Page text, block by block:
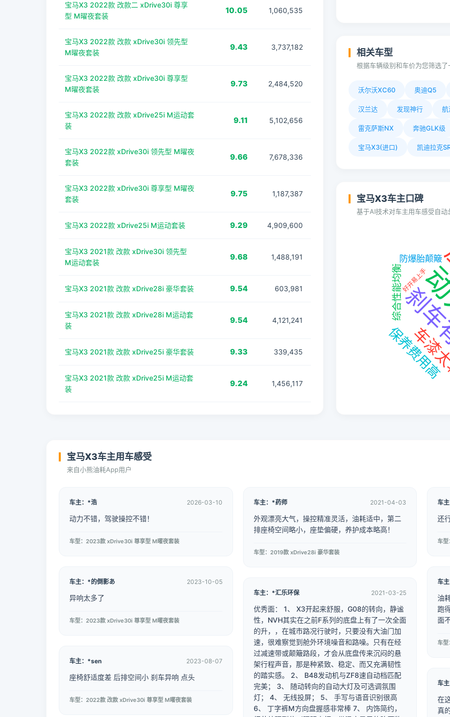
宝马X3 2022款 改款二 xDrive30i 尊享
型 M曜夜套装
10.05 1,060,535
宝马X3 2022款 改款 xDrive30i 领先型
M曜夜套装
9.43 3,737,182
宝马X3 2022款 改款 xDrive30i 尊享型
M曜夜套装
9.73 2,484,520
宝马X3 2022款 改款 xDrive25i M运动套
装
9.11 5,102,656
宝马X3 2022款 xDrive30i 领先型 M曜夜
套装
9.66 7,678,336
宝马X3 2022款 xDrive30i 尊享型 M曜夜
套装
9.75 1,187,387
宝马X3 2022款 xDrive25i M运动套装 9.29 4,909,600
宝马X3 2021款 改款 xDrive30i 领先型
M运动套装
9.68 1,488,191
宝马X3 2021款 改款 xDrive28i 豪华套装 9.54 603,981
宝马X3 2021款 改款 xDrive28i M运动套
装
9.54 4,121,241
宝马X3 2021款 改款 xDrive25i 豪华套装 9.33 339,435
宝马X3 2021款 改款 xDrive25i M运动套
装
9.24 1,456,117
相关车型
根据车辆级别和车价为您筛选
沃尔沃XC60 奥迪Q5
汉兰达 发现神行 航
雷克萨斯NX 奔驰GLK级
宝马X3(进口) 凯迪拉克
宝马X3车主口碑
基于AI技术对车主用车感受自
宝马X3车主用车感受
来自小熊油耗App用户
车主：*浩 2026-03-10
动力不错，驾驶操控不错！
车型：2023款 xDrive30i 尊享型 M曜夜套装
车主：*的倒影あ 2023-10-05
异响太多了
车型：2023款 xDrive30i 尊享型 M曜夜套装
车主：*sen 2023-08-07
座椅舒适度差 后排空间小 刹车异响 点头
车型：2022款 改款 xDrive30i 尊享型 M曜夜套装
车主：*药师 2021-04-03
外观漂亮大气，操控精准灵活，油耗适中，第二
排座椅空间略小，座垫偏硬，养护成本略高！
车型：2019款 xDrive28i 豪华套装
车主：*汇乐环保 2021-03-25
优秀面： 1、 X3开起来舒服，G08的转向，静谧
性，NVH其实在之前F系列的底盘上有了一次全面
的升，，在城市路况行驶时，只要没有大油门加
速，很难察觉到舱外环境噪音和路噪。只有在经
过减速带或颠簸路段，才会从底盘传来沉闷的悬
架行程声音，那是种紧致、稳定、而又充满韧性
的踏实感。 2、 B48发动机与ZF8速自动档匹配
完美； 3、 随动转向的自动大灯及可选调氛围
灯； 4、 无线投屏； 5、 手写与语音识别很高
6、 丁字裤M方向盘握感非常棒 7、 内饰简约，
车
还
车
车
油
跑
面
车
在
真